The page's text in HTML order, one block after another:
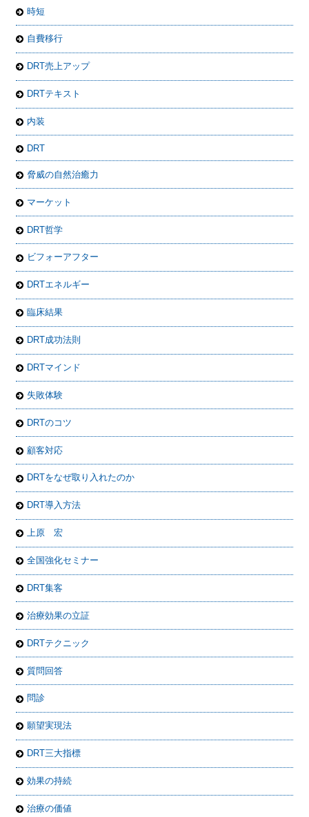
時短
自費移行
DRT売上アップ
DRTテキスト
内装
DRT
脅威の自然治癒力
マーケット
DRT哲学
ビフォーアフター
DRTエネルギー
臨床結果
DRT成功法則
DRTマインド
失敗体験
DRTのコツ
顧客対応
DRTをなぜ取り入れたのか
DRT導入方法
上原 宏
全国強化セミナー
DRT集客
治療効果の立証
DRTテクニック
質問回答
問診
願望実現法
DRT三大指標
効果の持続
治療の価値